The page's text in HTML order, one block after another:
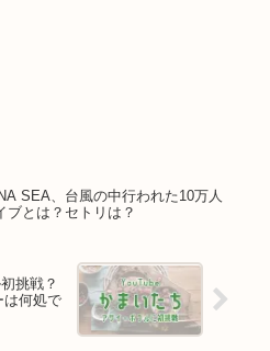
SEA、台風の中行われた10万人
ブとは？セトリは？
挑戦？
は何処で